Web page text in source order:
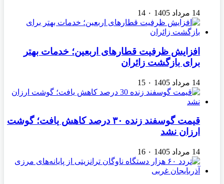
14 مرداد 1405 ۰ 14
افزایش ظرفیت قطارهای اربعین؛ خدمات بهتر
برای بازگشت زائران
14 مرداد 1405 ۰ 15
قیمت گوسفند زنده ۳۰ درصد کاهش یافت؛ گوشت
ارزان نشد
14 مرداد 1405 ۰ 16